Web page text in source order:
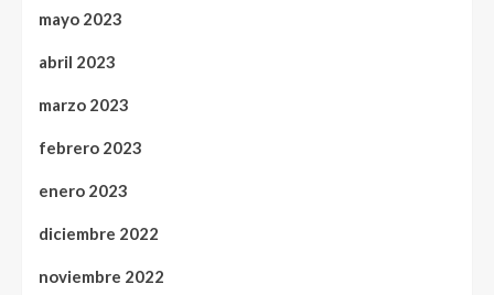
mayo 2023
abril 2023
marzo 2023
febrero 2023
enero 2023
diciembre 2022
noviembre 2022